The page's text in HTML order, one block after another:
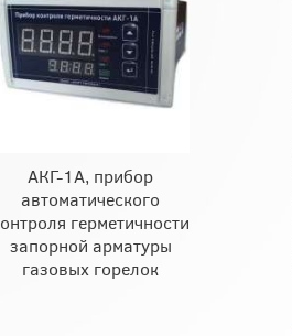
АКГ-1А, прибор
автоматического
герметичности
запорной арматуры
газовых горелок